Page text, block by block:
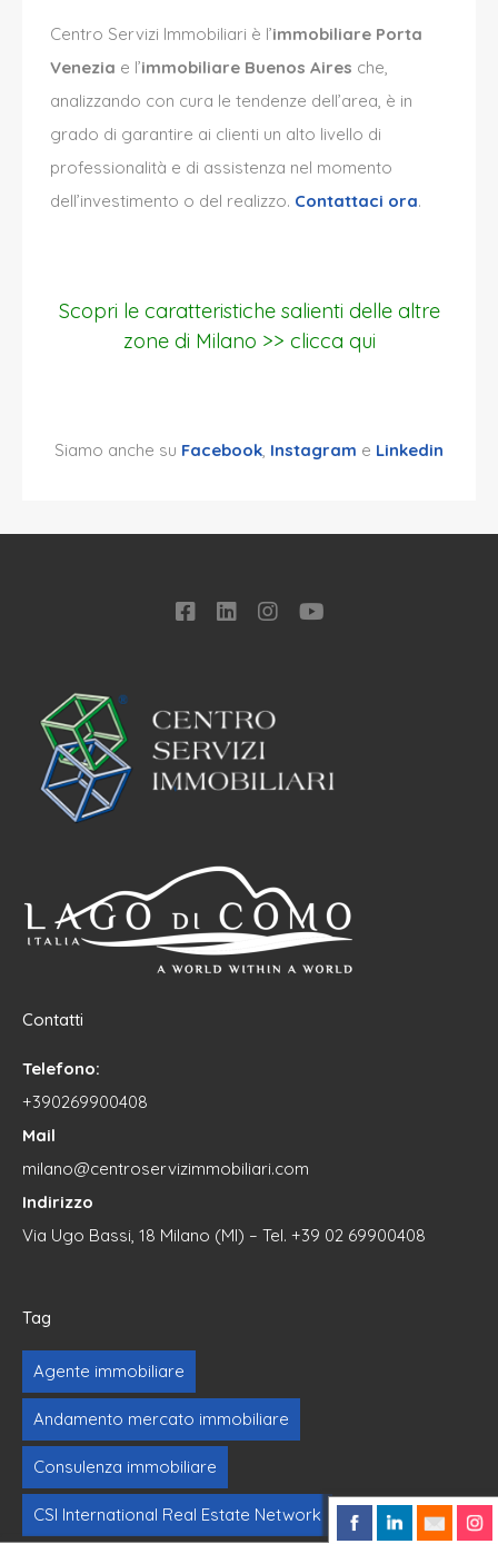
Centro Servizi Immobiliari è l’immobiliare Porta
Venezia e l’immobiliare Buenos Aires che,
analizzando con cura le tendenze dell’area, è in
grado di garantire ai clienti un alto livello di
professionalità e di assistenza nel momento
dell’investimento o del realizzo. Contattaci ora.
Scopri le caratteristiche salienti delle altre
zone di Milano >> clicca qui
Siamo anche su Facebook, Instagram e Linkedin
Contatti
Telefono:
+390269900408
Mail
milano@centroservizimmobiliari.com
Indirizzo
Via Ugo Bassi, 18 Milano (MI) – Tel. +39 02 69900408
Tag
Agente immobiliare
Andamento mercato immobiliare
Consulenza immobiliare
CSI International Real Estate Network